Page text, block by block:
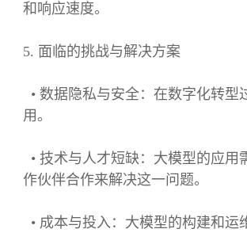
和响应速度。
5. 面临的挑战与解决方案
• 数据隐私与安全：在数字化转
用。
• 技术与人才短缺：大模型的应
作伙伴合作来解决这一问题。
• 成本与投入：大模型的构建和运